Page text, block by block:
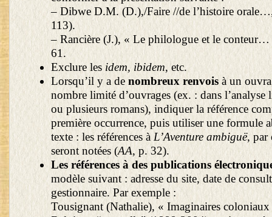
– Dibwe D.M. (D.),/Faire //de l’histoire
113).
– Rancière (J.), « Le philologue et le
61.
Exclure lesidem, ibidem, etc.
Lorsqu’il y a de nombreux renvoisà un
nombre limité d’ouvrages (ex. : dans l’analyse
ou plusieurs romans), indiquer la référence
première occurrence, puis utiliser une formule
texte : les références àL’Aventure ambiguë, par
seront notées (AA, p. 32).
Les références à des publications
modèle suivant : adresse du site, date de
gestionnaire. Par exemple :
Tousignant (Nathalie), « Imaginaires coloniaux